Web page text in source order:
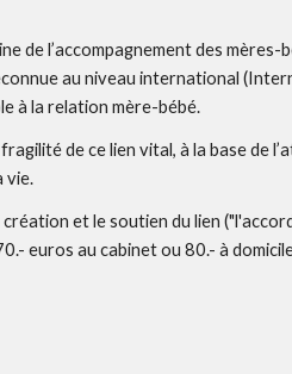
de l’accompagnement des
au niveau international
à la relation mère-bébé.
de ce lien vital, à la base de
vie.
et le soutien du lien
euros au cabinet ou 80.- à